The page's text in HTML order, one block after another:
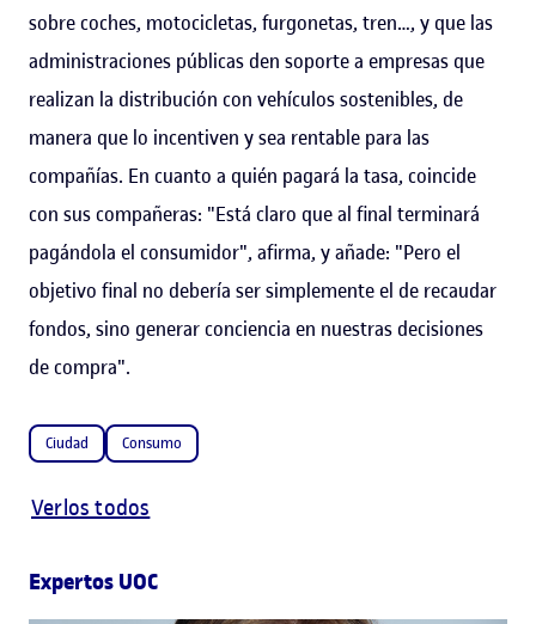
sobre coches, motocicletas, furgonetas, tren…, y que las
administraciones públicas den soporte a empresas que
realizan la distribución con vehículos sostenibles, de
manera que lo incentiven y sea rentable para las
compañías. En cuanto a quién pagará la tasa, coincide
con sus compañeras: "Está claro que al final terminará
pagándola el consumidor", afirma, y añade: "Pero el
objetivo final no debería ser simplemente el de recaudar
fondos, sino generar conciencia en nuestras decisiones
de compra".
Ciudad Consumo
Verlos todos
Expertos UOC